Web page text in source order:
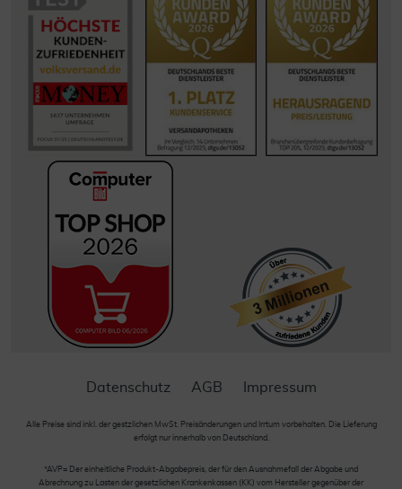
Datenschutz AGB Impressum
Alle Preise sind inkl. der gestzlichen MwSt. Preisänderungen und Irrtum vorbehalten. Die Lieferung
erfolgt nur innerhalb von Deutschland.
*AVP= Der einheitliche Produkt-Abgabepreis, der für den Ausnahmefall der Abgabe und
Abrechnung zu Lasten der gesetzlichen Krankenkassen (KK) vom Hersteller gegenüber der